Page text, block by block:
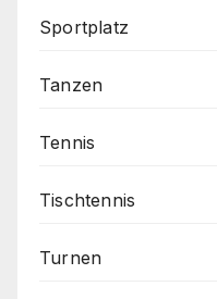
Sportplatz
Tanzen
Tennis
Tischtennis
Turnen